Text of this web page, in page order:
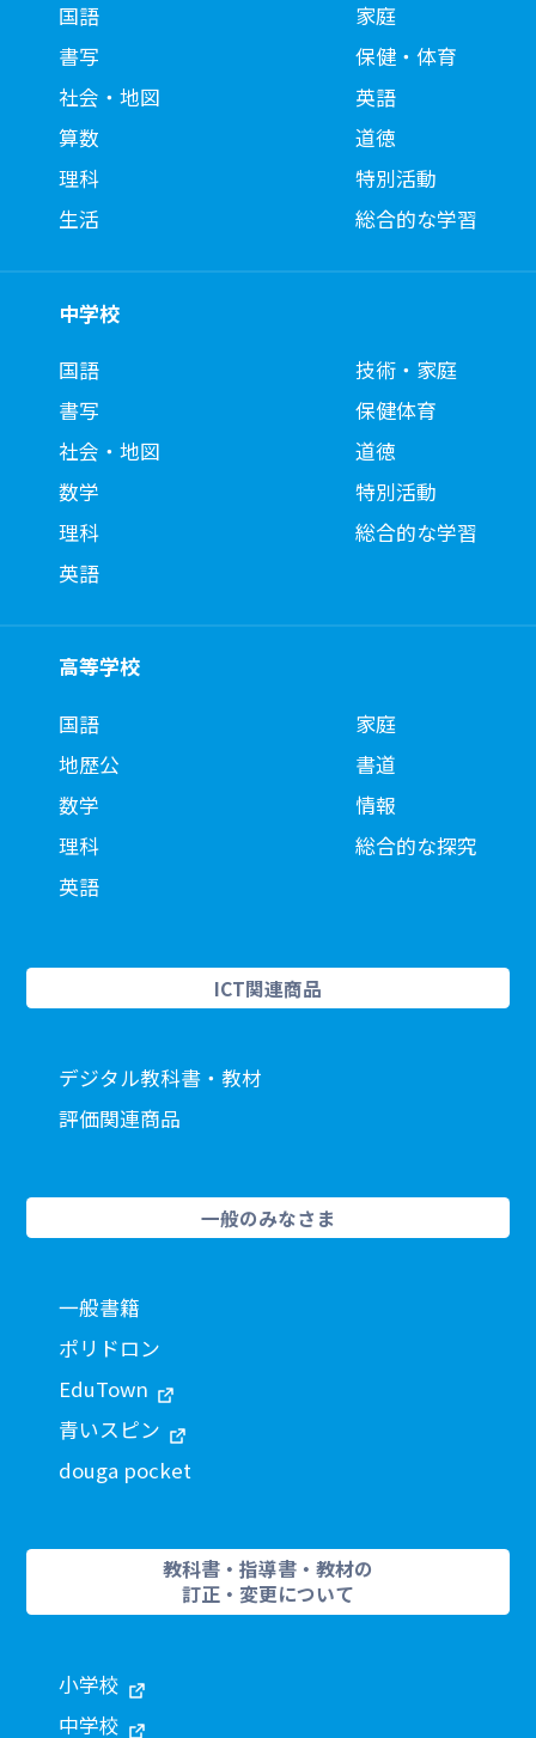
国語
書写
社会・地図
算数
理科
生活
家庭
保健・体育
英語
道徳
特別活動
総合的な学習
中学校
国語
書写
社会・地図
数学
理科
英語
技術・家庭
保健体育
道徳
特別活動
総合的な学習
高等学校
国語
地歴公
数学
理科
英語
家庭
書道
情報
総合的な探究
ICT関連商品
デジタル教科書・教材
評価関連商品
一般のみなさま
一般書籍
ポリドロン
EduTown
青いスピン
douga pocket
教科書・指導書・教材の
訂正・変更について
小学校
中学校